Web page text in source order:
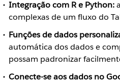
Integração com R e Python:
complexas de um fluxo do
Funções de dados
automática dos dados e
possam padronizar
Conecte-se aos dados no